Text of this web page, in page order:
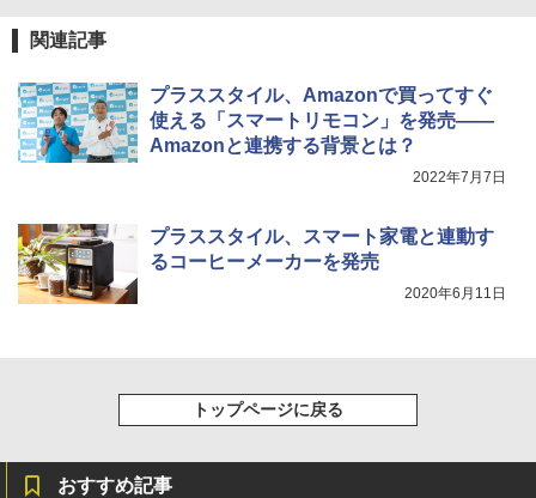
関連記事
プラススタイル、Amazonで買ってすぐ
使える「スマートリモコン」を発売――
Amazonと連携する背景とは？
2022年7月7日
プラススタイル、スマート家電と連動す
るコーヒーメーカーを発売
2020年6月11日
トップページに戻る
おすすめ記事